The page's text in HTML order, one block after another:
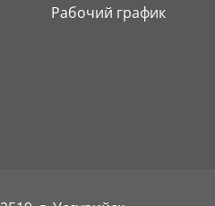
Рабочий график